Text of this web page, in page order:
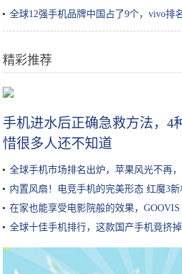
全球12强手机品牌中国占了9个，vivo排
精彩推荐
手机进水后正确急救方法，4
惜很多人还不知道
全球手机市场排名出炉，苹果风光不再
内置风扇！电竞手机的完美形态 红魔3新
在家也能享受电影院般的效果，
验
全球十佳手机排行，这款国产手机竟挤掉